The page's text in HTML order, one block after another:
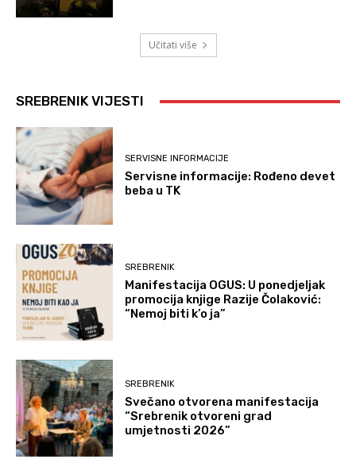
Učitati više
SREBRENIK VIJESTI
SERVISNE INFORMACIJE
Servisne informacije: Rođeno devet
beba u TK
SREBRENIK
Manifestacija OGUS: U ponedjeljak
promocija knjige Razije Čolaković:
“Nemoj biti k’o ja”
SREBRENIK
Svečano otvorena manifestacija
“Srebrenik otvoreni grad
umjetnosti 2026”